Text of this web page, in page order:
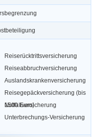
Reiserücktrittsversicherung
Reiseabbruchversicherung
Auslandskrankenversicherung
Reisegepäckversicherung (bis
1500 Euro)
Notfallversicherung
Unterbrechungs-Versicherung